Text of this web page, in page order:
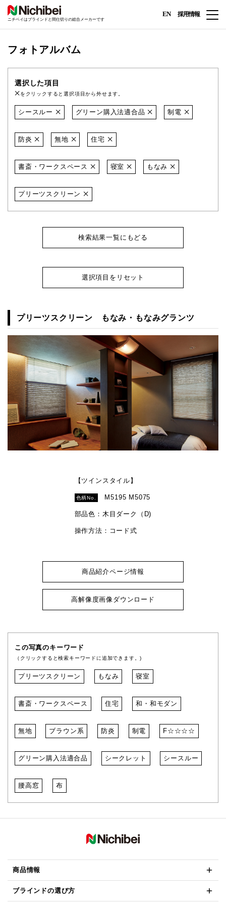
ニチベイはブラインドと間仕切りの総合メーカーです
EN 採用情報
フォトアルバム
選択した項目
をクリックすると選択項目から外せます。
シースルー グリーン購入法適合品 制電
防炎 無地 住宅
書斎・ワークスペース 寝室 もなみ
プリーツスクリーン
検索結果一覧にもどる
選択項目をリセット
プリーツスクリーン もなみ・もなみグランツ
【ツインスタイル】
色柄No. M5195 M5075
部品色：木目ダーク（D)
操作方法：コード式
商品紹介ページ情報
高解像度画像ダウンロード
この写真のキーワード
（クリックすると検索キーワードに追加できます。)
プリーツスクリーン もなみ 寝室
書斎・ワークスペース 住宅 和・和モダン
無地 ブラウン系 防炎 制電 F☆☆☆☆
グリーン購入法適合品 シークレット シースルー
腰高窓 布
商品情報
ブラインドの選び方